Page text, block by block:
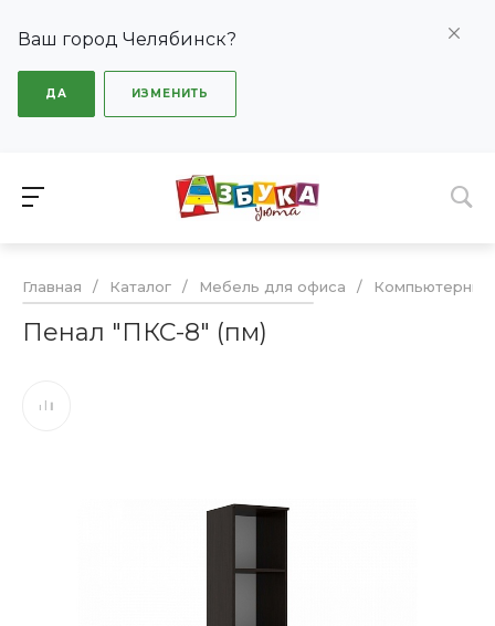
Ваш город Челябинск?
ДА ИЗМЕНИТЬ
Главная / Каталог / Мебель для офиса / Компьютерные
Пенал "ПКС-8" (пм)